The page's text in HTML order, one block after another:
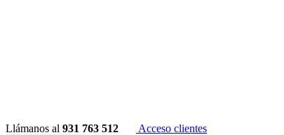
Llámanos al 931 763 512 Acceso clientes